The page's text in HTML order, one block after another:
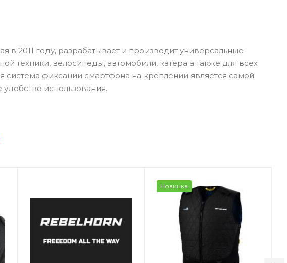
в 2011 году, разрабатывает и производит универсальные
техники, велосипеды, автомобили, катера а также для всех
система фиксации смартфона на креплении является самой
использования.
Новинка